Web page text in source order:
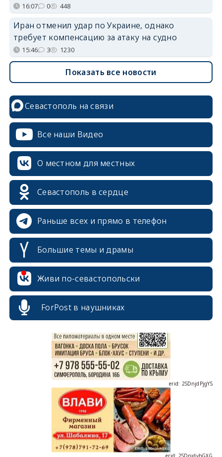
16:07 0 448
Иран отменил удар по Украине, однако
требует компенсацию за атаку на судно
15:46 3 1230
Показать все новости
Севастополь на связи
Все наши Видео
О местном для местных
Севастополь в сердце
Раньше всех и прямо в телефон
Большие темы и драмы
Живи по-севастопольски
ForPost в наушниках
erid: 2SDnjdPjgYS
erid: 2SDnjdvhGXG